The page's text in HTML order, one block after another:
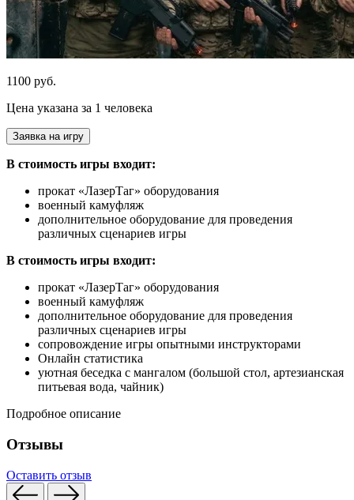
1100 руб.
Цена указана за 1 человека
Заявка на игру
В стоимость игры входит:
прокат «ЛазерТаг» оборудования
военный камуфляж
дополнительное оборудование для проведения
различных сценариев игры
В стоимость игры входит:
прокат «ЛазерТаг» оборудования
военный камуфляж
дополнительное оборудование для проведения
различных сценариев игры
сопровождение игры опытными инструкторами
Онлайн статистика
уютная беседка с мангалом (большой стол, артезианская
питьевая вода, чайник)
Подробное описание
Отзывы
Оставить отзыв